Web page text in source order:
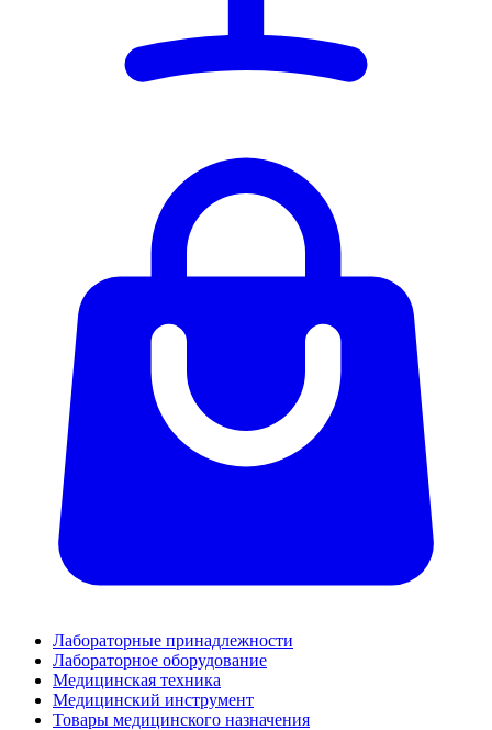
Лабораторные принадлежности
Лабораторное оборудование
Медицинская техника
Медицинский инструмент
Товары медицинского назначения